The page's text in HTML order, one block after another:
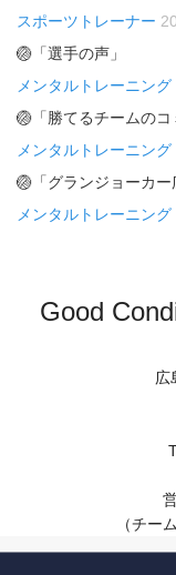
スポーツトレーナー
🏐「選手の声」
メンタルトレーニング
🏐「勝てるチームのコ
メンタルトレーニング
🏐「グランジョーカ
メンタルトレーニング
Good
広
（チー